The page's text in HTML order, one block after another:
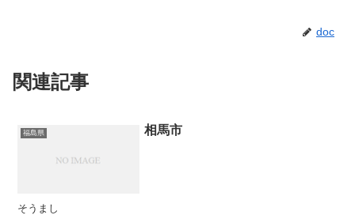
doc
関連記事
福島県 相馬市
そうまし